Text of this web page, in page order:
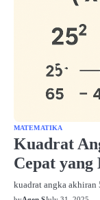
MATEMATIKA
Kuadrat
Cepat
kuadrat angka akhiran